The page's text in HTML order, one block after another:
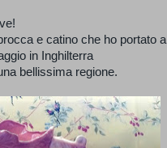
e catino che ho portato a
in Inghilterra
bellissima regione.